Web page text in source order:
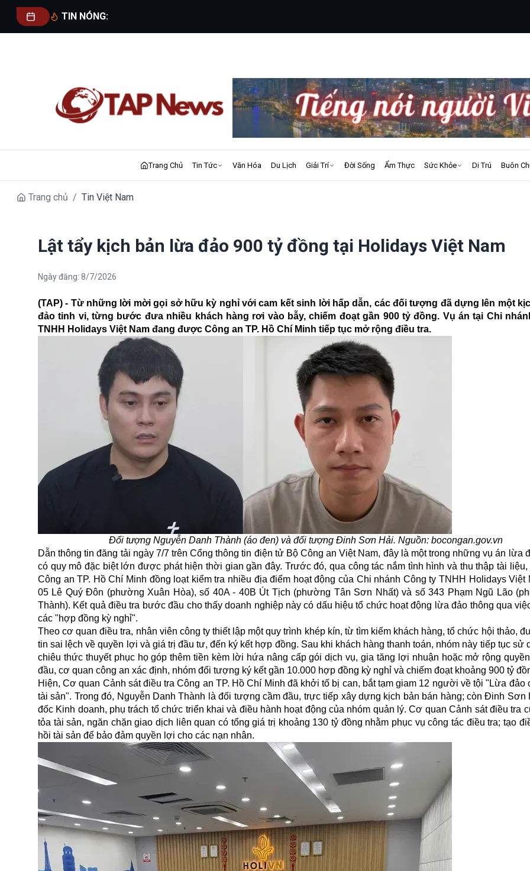
TIN NÓNG:
Trang Chủ Tin Tức Văn Hóa Du Lịch Giải Trí Đời Sống Ẩm Thực Sức Khỏe Di Trú Buôn
Trang chủ / Tin Việt Nam
Lật tẩy kịch bản lừa đảo 900 tỷ đồng tại Holidays Việt Nam
Ngày đăng: 8/7/2026
(TAP) - Từ những lời mời gọi sở hữu kỳ nghỉ với cam kết sinh lời hấp dẫn, các đối tượng đã dựng lên một
đảo tinh vi, từng bước đưa nhiều khách hàng rơi vào bẫy, chiếm đoạt gần 900 tỷ đồng. Vụ án tại Chi
TNHH Holidays Việt Nam đang được Công an TP. Hồ Chí Minh tiếp tục mở rộng điều tra.
Đối tượng Nguyễn Danh Thành (áo đen) và đối tượng Đinh Sơn Hải. Nguồn: bocongan.gov.vn
Dẫn thông tin đăng tải ngày 7/7 trên Cổng thông tin điện tử Bộ Công an Việt Nam, đây là một trong những vụ án
lừa
có quy mô đặc biệt lớn được phát hiện thời gian gần đây. Trước đó, qua công tác nắm tình hình và thu thập tài
Công an TP. Hồ Chí Minh đồng loạt kiểm tra nhiều địa điểm hoạt động của Chi nhánh Công ty TNHH Holidays Việt
05 Lê Quý Đôn (phường Xuân Hòa), số 40A - 40B Út Tịch (phường Tân Sơn Nhất) và số 343 Phạm Ngũ Lão
Thành). Kết quả điều tra bước đầu cho thấy doanh nghiệp này có dấu hiệu tổ chức hoạt động lừa đảo thông qua
các "hợp đồng kỳ nghỉ".
Theo cơ quan điều tra, nhân viên công ty thiết lập một quy trình khép kín, từ tìm kiếm khách hàng, tổ chức hội thảo,
tin sai lệch về quyền lợi và giá trị đầu tư, đến ký kết hợp đồng. Sau khi khách hàng thanh toán, nhóm này tiếp tục sử
chiêu thức thuyết phục họ góp thêm tiền kèm lời hứa nâng cấp gói dịch vụ, gia tăng lợi nhuận hoặc mở rộng
đầu, cơ quan công an xác định, nhóm đối tượng ký kết gần 10.000 hợp đồng kỳ nghỉ và chiếm đoạt khoảng 900 tỷ
Hiện, Cơ quan Cảnh sát điều tra Công an TP. Hồ Chí Minh đã khởi tố bị can, bắt tạm giam 12 người về tội "Lừa đảo
tài sản". Trong đó, Nguyễn Danh Thành là đối tượng cầm đầu, trực tiếp xây dựng kịch bản bán hàng; còn Đinh Sơn
đốc Kinh doanh, phụ trách tổ chức triển khai và điều hành hoạt động của nhóm quản lý. Cơ quan Cảnh sát điều tra
tỏa tài sản, ngăn chặn giao dịch liên quan có tổng giá trị khoảng 130 tỷ đồng nhằm phục vụ công tác điều tra; tạo
hồi tài sản để bảo đảm quyền lợi cho các nạn nhân.